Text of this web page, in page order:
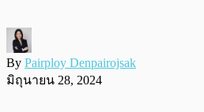
By Pairploy Denpairojsak
มิถุนายน 28, 2024